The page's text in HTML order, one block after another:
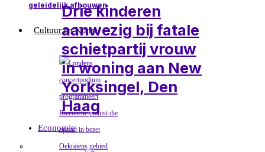
geleidelijk afbouwen
Cultuur en Kunst
Drie kinderen
aanwezig bij fatale
schietpartij vrouw
in woning aan New
Yorksingel, Den
Haag
Economie